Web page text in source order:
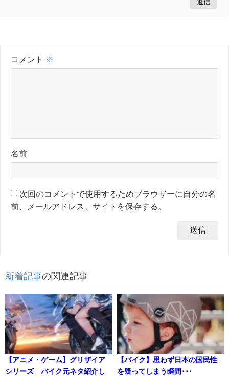
返信
コメント ※
名前
次回のコメントで使用するためブラウザーに自分の名
前、メールアドレス、サイトを保存する。
新着記事の関連記事
【アニメ・ゲーム】グリザイア
シリーズ バイク元ネタ紹介し
【バイク】思わず日本の国民性
を疑ってしまう瞬間･･･